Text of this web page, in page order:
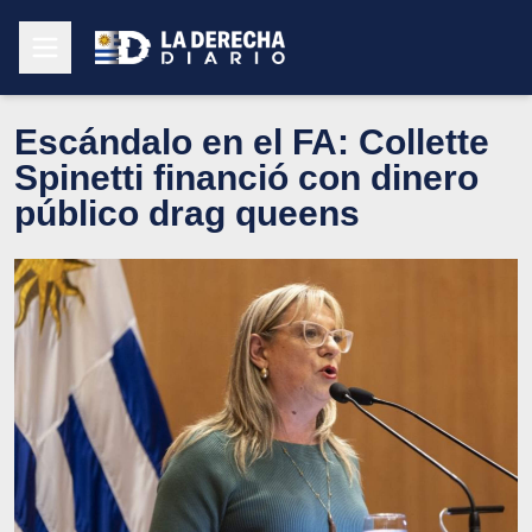
Escándalo en el FA: Collette
Spinetti financió con dinero
público drag queens